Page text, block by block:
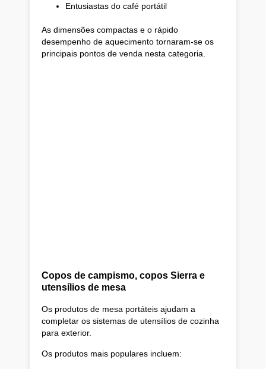
Entusiastas do café portátil
As dimensões compactas e o rápido
desempenho de aquecimento tornaram-se os
principais pontos de venda nesta categoria.
Copos de campismo, copos Sierra e
utensílios de mesa
Os produtos de mesa portáteis ajudam a
completar os sistemas de utensílios de cozinha
para exterior.
Os produtos mais populares incluem: